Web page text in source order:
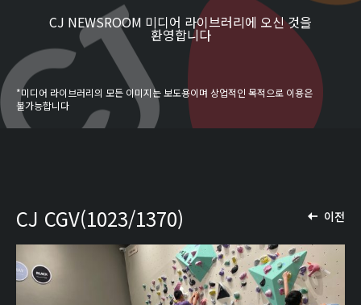
CJ NEWSROOM 미디어 라이브러리에 오신 것을
환영합니다
*미디어 라이브러리의 모든 이미지는 보도용이며 상업적인 목적으로 이용은
불가능합니다
이전
CJ CGV(1023/1370)